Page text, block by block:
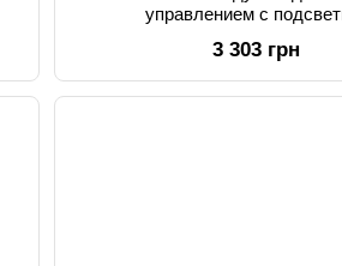
управлением с
3 303 грн